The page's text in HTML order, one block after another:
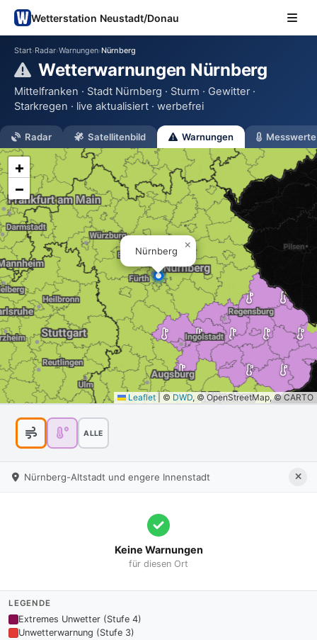
Wetterstation Neustadt/Donau
Start›Radar›Warnungen›Nürnberg
Wetterwarnungen Nürnberg
Mittelfranken · Stadt Nürnberg · Sturm · Gewitter ·
Starkregen · live aktualisiert · werbefrei
Radar Satellitenbild Warnungen Messwerte
Nürnberg ×
+
−
Leaflet © DWD, © OpenStreetMap, © CARTO
ALLE
Nürnberg-Altstadt und engere Innenstadt
Keine Warnungen
für diesen Ort
LEGENDE
Extremes Unwetter (Stufe 4)
Unwetterwarnung (Stufe 3)